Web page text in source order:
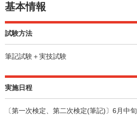
基本情報
試験方法
筆記試験＋実技試験
実施日程
〔第一次検定、第二次検定(筆記)〕6月中旬